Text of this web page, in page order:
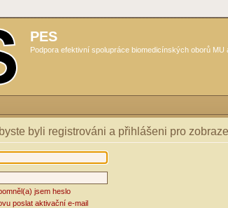
PES
Podpora efektivní spolupráce biomedicínských oborů
byli registrováni a přihlášeni pro
jsem heslo
poslat aktivační e-mail